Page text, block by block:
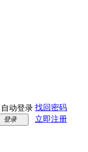
自动登录 找回密码
登录 立即注册